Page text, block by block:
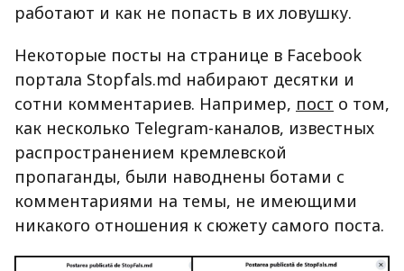
работают и как не попасть в их ловушку.
Некоторые посты на странице в Facebook
портала Stopfals.md набирают десятки и
сотни комментариев. Например, пост о том,
как несколько Telegram-каналов, известных
распространением кремлевской
пропаганды, были наводнены ботами с
комментариями на темы, не имеющими
никакого отношения к сюжету самого поста.